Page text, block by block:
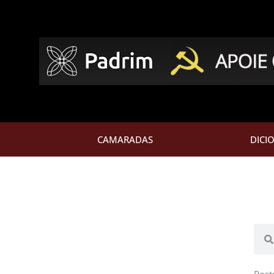
CAMARADAS